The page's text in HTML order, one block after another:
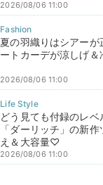
2026/08/06 11:00
夏の羽織りはシアー
ートカーデが涼しげ＆
2026/08/06 11:00
どう見ても付録のレ
「ダーリッチ」の新
え＆大容量♡
2026/08/06 11:00